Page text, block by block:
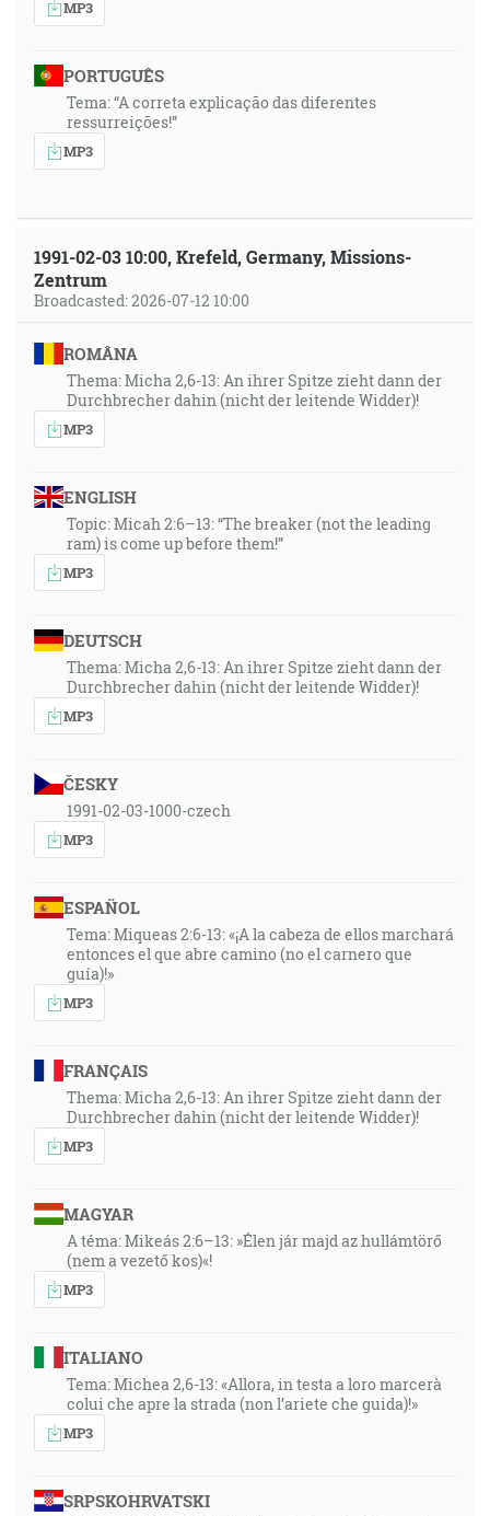
MP3
PORTUGUÊS
Tema: “A correta explicação das diferentes
ressurreições!”
MP3
1991-02-03 10:00, Krefeld, Germany, Missions-
Zentrum
Broadcasted: 2026-07-12 10:00
ROMÂNA
Thema: Micha 2,6-13: An ihrer Spitze zieht dann der
Durchbrecher dahin (nicht der leitende Widder)!
MP3
ENGLISH
Topic: Micah 2:6–13: “The breaker (not the leading
ram) is come up before them!”
MP3
DEUTSCH
Thema: Micha 2,6-13: An ihrer Spitze zieht dann der
Durchbrecher dahin (nicht der leitende Widder)!
MP3
ČESKY
1991-02-03-1000-czech
MP3
ESPAÑOL
Tema: Miqueas 2:6-13: «¡A la cabeza de ellos marchará
entonces el que abre camino (no el carnero que
guía)!»
MP3
FRANÇAIS
Thema: Micha 2,6-13: An ihrer Spitze zieht dann der
Durchbrecher dahin (nicht der leitende Widder)!
MP3
MAGYAR
A téma: Mikeás 2:6–13: »Élen jár majd az hullámtörő
(nem a vezető kos)«!
MP3
ITALIANO
Tema: Michea 2,6-13: «Allora, in testa a loro marcerà
colui che apre la strada (non l’ariete che guida)!»
MP3
SRPSKOHRVATSKI